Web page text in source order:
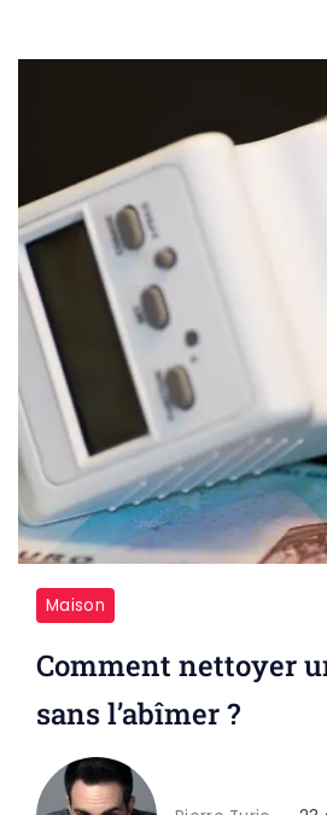
Maison
Comment nettoyer
sans l’abîmer ?